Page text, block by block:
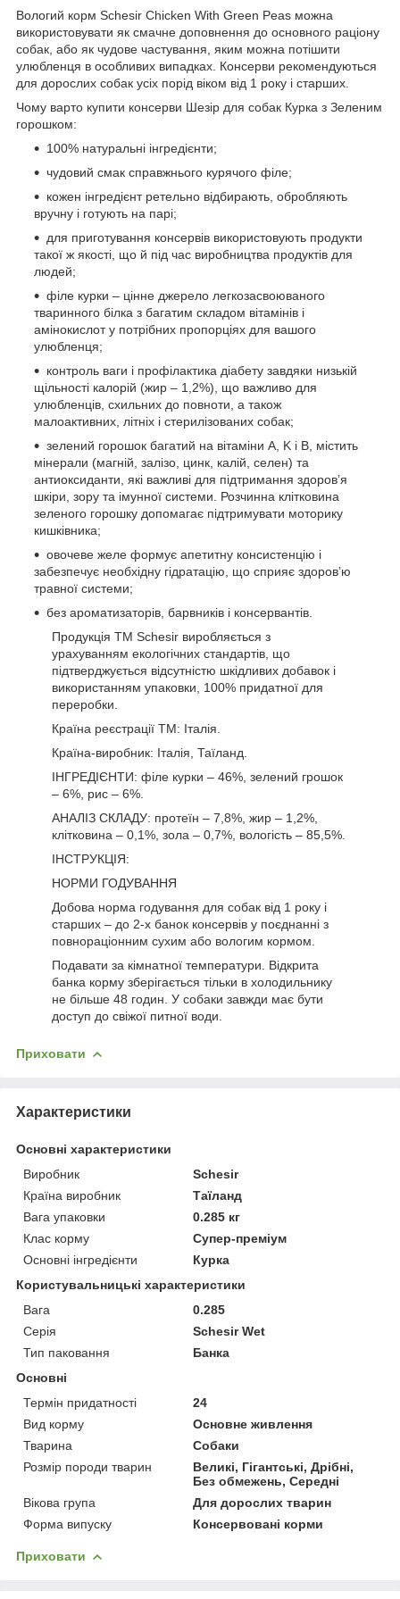
Вологий корм Schesir Chicken With Green Peas можна
використовувати як смачне доповнення до основного раціону
собак, або як чудове частування, яким можна потішити
улюбленця в особливих випадках. Консерви рекомендуються
для дорослих собак усіх порід віком від 1 року і старших.
Чому варто купити консерви Шезір для собак Курка з Зеленим
горошком:
100% натуральні інгредієнти;
чудовий смак справжнього курячого філе;
кожен інгредієнт ретельно відбирають, обробляють
вручну і готують на парі;
для приготування консервів використовують продукти
такої ж якості, що й під час виробництва продуктів для
людей;
філе курки – цінне джерело легкозасвоюваного
тваринного білка з багатим складом вітамінів і
амінокислот у потрібних пропорціях для вашого
улюбленця;
контроль ваги і профілактика діабету завдяки низькій
щільності калорій (жир – 1,2%), що важливо для
улюбленців, схильних до повноти, а також
малоактивних, літніх і стерилізованих собак;
зелений горошок багатий на вітаміни A, K і B, містить
мінерали (магній, залізо, цинк, калій, селен) та
антиоксиданти, які важливі для підтримання здоров’я
шкіри, зору та імунної системи. Розчинна клітковина
зеленого горошку допомагає підтримувати моторику
кишківника;
овочеве желе формує апетитну консистенцію і
забезпечує необхідну гідратацію, що сприяє здоров’ю
травної системи;
без ароматизаторів, барвників і консервантів.
Продукція ТМ Schesir виробляється з
урахуванням екологічних стандартів, що
підтверджується відсутністю шкідливих добавок і
використанням упаковки, 100% придатної для
переробки.
Країна реєстрації ТМ: Італія.
Країна-виробник: Італія, Таїланд.
ІНГРЕДІЄНТИ: філе курки – 46%, зелений грошок
– 6%, рис – 6%.
АНАЛІЗ СКЛАДУ: протеїн – 7,8%, жир – 1,2%,
клітковина – 0,1%, зола – 0,7%, вологість – 85,5%.
ІНСТРУКЦІЯ:
НОРМИ ГОДУВАННЯ
Добова норма годування для собак від 1 року і
старших – до 2-х банок консервів у поєднанні з
повнораціонним сухим або вологим кормом.
Подавати за кімнатної температури. Відкрита
банка корму зберігається тільки в холодильнику
не більше 48 годин. У собаки завжди має бути
доступ до свіжої питної води.
Приховати
Характеристики
Основні характеристики
Виробник
Schesir
Країна виробник
Таїланд
Вага упаковки
0.285 кг
Клас корму
Супер-преміум
Основні інгредієнти
Курка
Користувальницькі характеристики
Вага
0.285
Серія
Schesir Wet
Тип паковання
Банка
Основні
Термін придатності
24
Вид корму
Основне живлення
Тварина
Собаки
Розмір породи тварин
Великі, Гігантські, Дрібні,
Без обмежень, Середні
Вікова група
Для дорослих тварин
Форма випуску
Консервовані корми
Приховати